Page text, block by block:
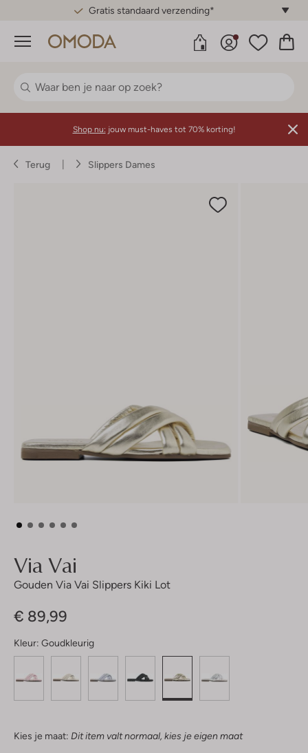
Gratis standaard verzending*
Menu
Shop nu: jouw must-haves tot 70% korting!
Terug Slippers Dames
Via Vai
Gouden Via Vai Slippers Kiki Lot
€ 89,99
Kleur: Goudkleurig
Kies je maat: Dit item valt normaal, kies je eigen maat